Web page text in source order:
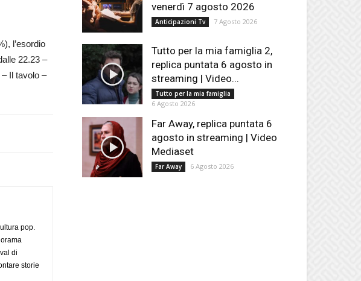
l’esordio
22.23 –
Il tavolo –
pop.
di
storie
venerdì 7 agosto 2026
Anticipazioni Tv 7 Agosto 2026
Tutto per la mia famiglia 2,
replica puntata 6 agosto in
streaming | Video...
Tutto per la mia famiglia
6 Agosto 2026
Far Away, replica puntata 6
agosto in streaming | Video
Mediaset
Far Away 6 Agosto 2026